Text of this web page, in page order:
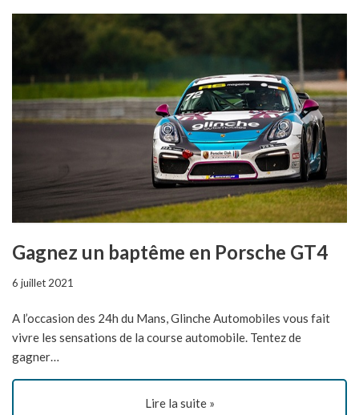
Gagnez un baptême en Porsche GT4
6 juillet 2021
A l’occasion des 24h du Mans, Glinche Automobiles vous fait
vivre les sensations de la course automobile. Tentez de
gagner…
Lire la suite »